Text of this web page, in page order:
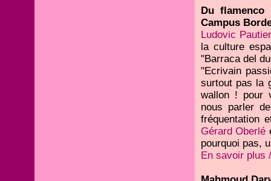
Du flamenco
Campus
Ludovic Pautier
la culture
"Barraca del
"Ecrivain
surtout pas la
wallon ! pour
nous parler
fréquentation
Gérard Oberlé
pourquoi pas,
En savoir plus